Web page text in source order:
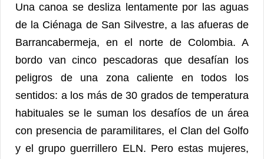
Una canoa se desliza lentamente por las aguas
de la Ciénaga de San Silvestre, a las afueras de
Barrancabermeja, en el norte de Colombia. A
bordo van cinco pescadoras que desafían los
peligros de una zona caliente en todos los
sentidos: a los más de 30 grados de temperatura
habituales se le suman los desafíos de un área
con presencia de paramilitares, el Clan del Golfo
y el grupo guerrillero ELN. Pero estas mujeres,